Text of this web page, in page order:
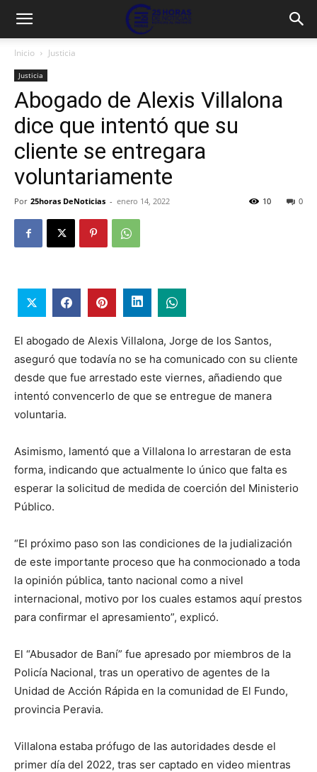
Inicio Justicia
Justicia
Abogado de Alexis Villalona
dice que intentó que su
cliente se entregara
voluntariamente
Por 25horas DeNoticias - enero 14, 2022 0
10
El abogado de Alexis Villalona, Jorge de los Santos,
aseguró que todavía no se ha comunicado con su cliente
desde que fue arrestado este viernes, añadiendo que
intentó convencerlo de que se entregue de manera
voluntaria.
Asimismo, lamentó que a Villalona lo arrestaran de esta
forma, indicando que actualmente lo único que falta es
esperar la solicitud de medida de coerción del Ministerio
Público.
“El próximo paso son las condiciones de la judialización
de este importante proceso que ha conmocionado a toda
la opinión pública, tanto nacional como a nivel
internacional, motivo por los cuales estamos aquí prestos
para confirmar el apresamiento”, explicó.
El “Abusador de Baní” fue apresado por miembros de la
Policía Nacional, tras un operativo de agentes de la
Unidad de Acción Rápida en la comunidad de El Fundo,
provincia Peravia.
Villalona estaba prófugo de las autoridades desde el
primer día del 2022, tras ser captado en video mientras